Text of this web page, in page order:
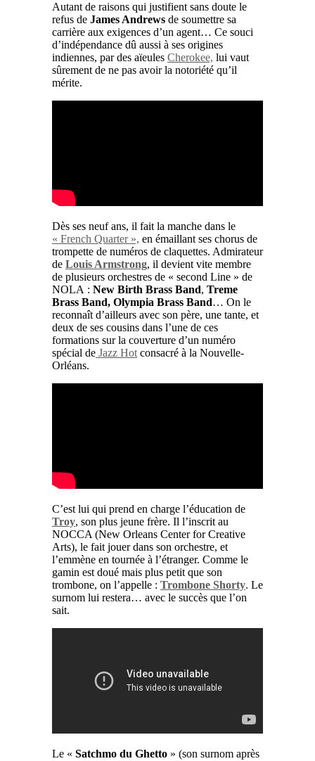
Autant de raisons qui justifient sans doute le
refus de James Andrews de soumettre sa
carrière aux exigences d’un agent… Ce souci
d’indépendance dû aussi à ses origines
indiennes, par des aïeules Cherokee, lui vaut
sûrement de ne pas avoir la notoriété qu’il
mérite.
Dès ses neuf ans, il fait la manche dans le
« French Quarter », en émaillant ses chorus de
trompette de numéros de claquettes. Admirateur
de Louis Armstrong, il devient vite membre
de plusieurs orchestres de « second Line » de
NOLA : New Birth Brass Band, Treme
Brass Band, Olympia Brass Band… On le
reconnaît d’ailleurs avec son père, une tante, et
deux de ses cousins dans l’une de ces
formations sur la couverture d’un numéro
spécial de Jazz Hot consacré à la Nouvelle-
Orléans.
C’est lui qui prend en charge l’éducation de
Troy, son plus jeune frère. Il l’inscrit au
NOCCA (New Orleans Center for Creative
Arts), le fait jouer dans son orchestre, et
l’emmène en tournée à l’étranger. Comme le
gamin est doué mais plus petit que son
trombone, on l’appelle : Trombone Shorty. Le
surnom lui restera… avec le succès que l’on
sait.
Le « Satchmo du Ghetto » (son surnom après